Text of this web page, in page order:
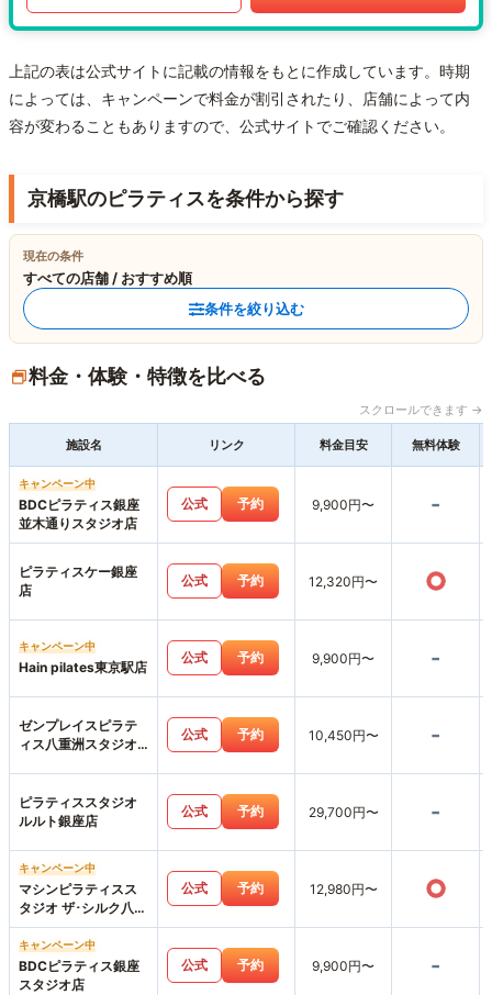
上記の表は公式サイトに記載の情報をもとに作成しています。時期
によっては、キャンペーンで料金が割引されたり、店舗によって内
容が変わることもありますので、公式サイトでご確認ください。
京橋駅のピラティスを条件から探す
現在の条件
すべての店舗 / おすすめ順
条件を絞り込む
料金・体験・特徴を比べる
スクロールできます →
施設名 リンク 料金目安 無料体験
キャンペーン中
BDCピラティス銀座
並木通りスタジオ店
公式 予約 9,900円〜 -
ピラティスケー銀座
店
公式 予約 12,320円〜 ○
キャンペーン中
Hain pilates東京駅店
公式 予約 9,900円〜 -
ゼンプレイスピラテ
ィス八重洲スタジオ
公式 予約 10,450円〜 -
ピラティススタジオ
ルルト銀座店
公式 予約 29,700円〜 -
キャンペーン中
マシンピラティスス
タジオ ザ･シルク八重
洲店
公式 予約 12,980円〜 ○
キャンペーン中
BDCピラティス銀座
スタジオ店
公式 予約 9,900円〜 -